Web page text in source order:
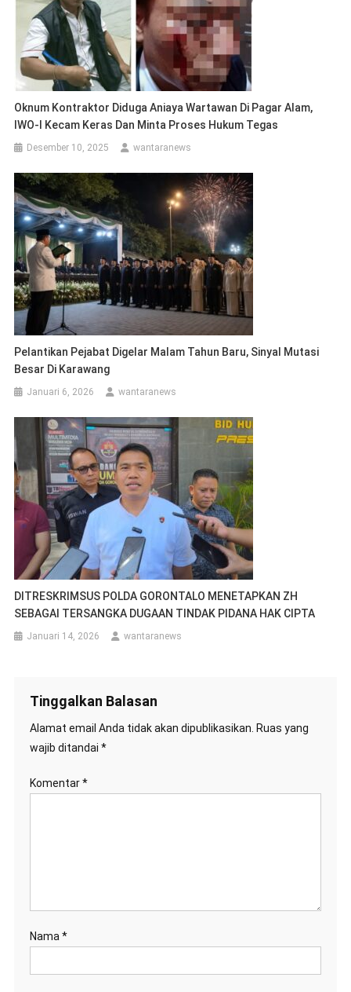
Oknum Kontraktor Diduga Aniaya Wartawan Di Pagar Alam,
IWO-I Kecam Keras Dan Minta Proses Hukum Tegas
Desember 10, 2025 wantaranews
Pelantikan Pejabat Digelar Malam Tahun Baru, Sinyal Mutasi
Besar Di Karawang
Januari 6, 2026 wantaranews
DITRESKRIMSUS POLDA GORONTALO MENETAPKAN ZH
SEBAGAI TERSANGKA DUGAAN TINDAK PIDANA HAK CIPTA
Januari 14, 2026 wantaranews
Tinggalkan Balasan
Alamat email Anda tidak akan dipublikasikan. Ruas yang
wajib ditandai *
Komentar*
Nama *